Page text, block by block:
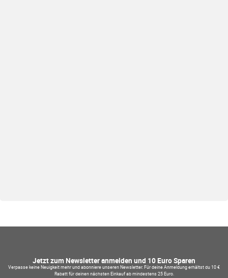
Jetzt zum Newsletter anmelden und 10 Euro Sparen
Verpasse keine Neuigkeit mehr und abonniere unseren Newsletter. Für deine Anmeldung erhältst du 10 €
Rabatt für deinen nächsten Einkauf ab mindestens 25 Euro.